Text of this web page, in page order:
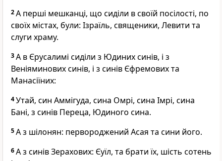
2А перші мешканці, що сиділи в своїй посілості, по
своїх містах, були: Ізраїль, священики, Левити та
слуги храму.
3А в Єрусалимі сиділи з Юдиних синів, і з
Веніяминових синів, і з синів Єфремових та
Манасіїних:
4Утай, син Аммігуда, сина Омрі, сина Імрі, сина
Бані, з синів Переца, Юдиного сина.
5А з шілонян: первороджений Асая та сини його.
6А з синів Зерахових: Єуїл, та брати їх, шість сотень